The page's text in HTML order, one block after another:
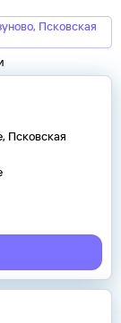
Псковская
Псковская